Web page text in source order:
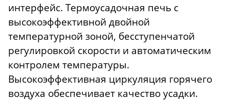
интерфейс. Термоусадочная печь с
высокоэффективной двойной
температурной зоной, бесступенчатой
регулировкой скорости и автоматическим
контролем температуры.
Высокоэффективная циркуляция горячего
воздуха обеспечивает качество усадки.